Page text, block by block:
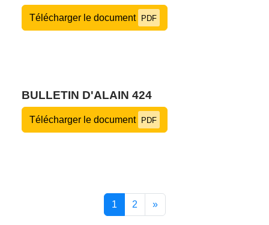
Télécharger le document PDF
BULLETIN D'ALAIN 424
Télécharger le document PDF
1 2 »